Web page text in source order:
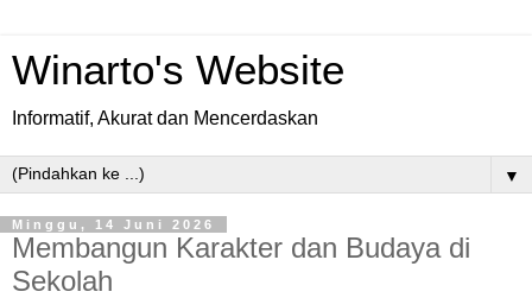
Winarto's Website
Informatif, Akurat dan Mencerdaskan
▼
Minggu, 14 Juni 2026
Membangun Karakter dan Budaya di
Sekolah